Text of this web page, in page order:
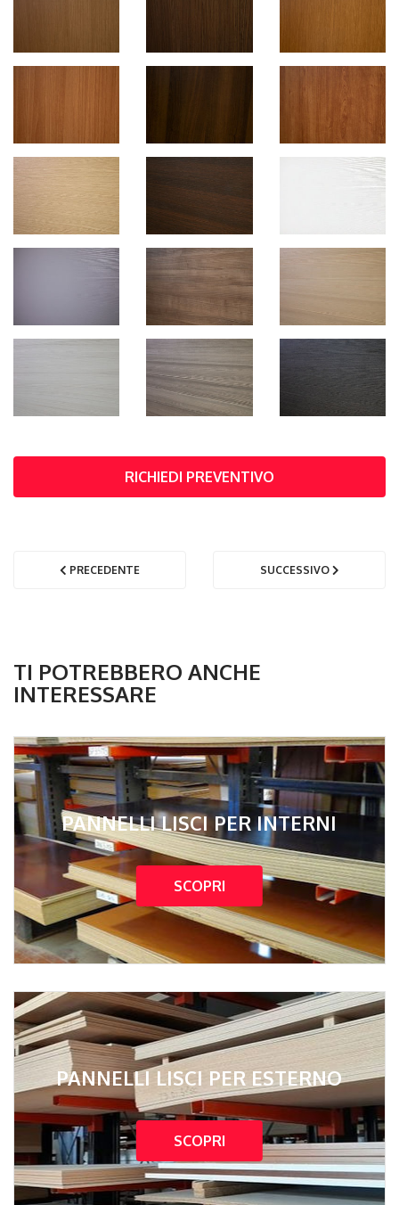
RICHIEDI PREVENTIVO
PRECEDENTE SUCCESSIVO
TI POTREBBERO ANCHE
INTERESSARE
PANNELLI LISCI PER INTERNI
SCOPRI
PANNELLI LISCI PER ESTERNO
SCOPRI